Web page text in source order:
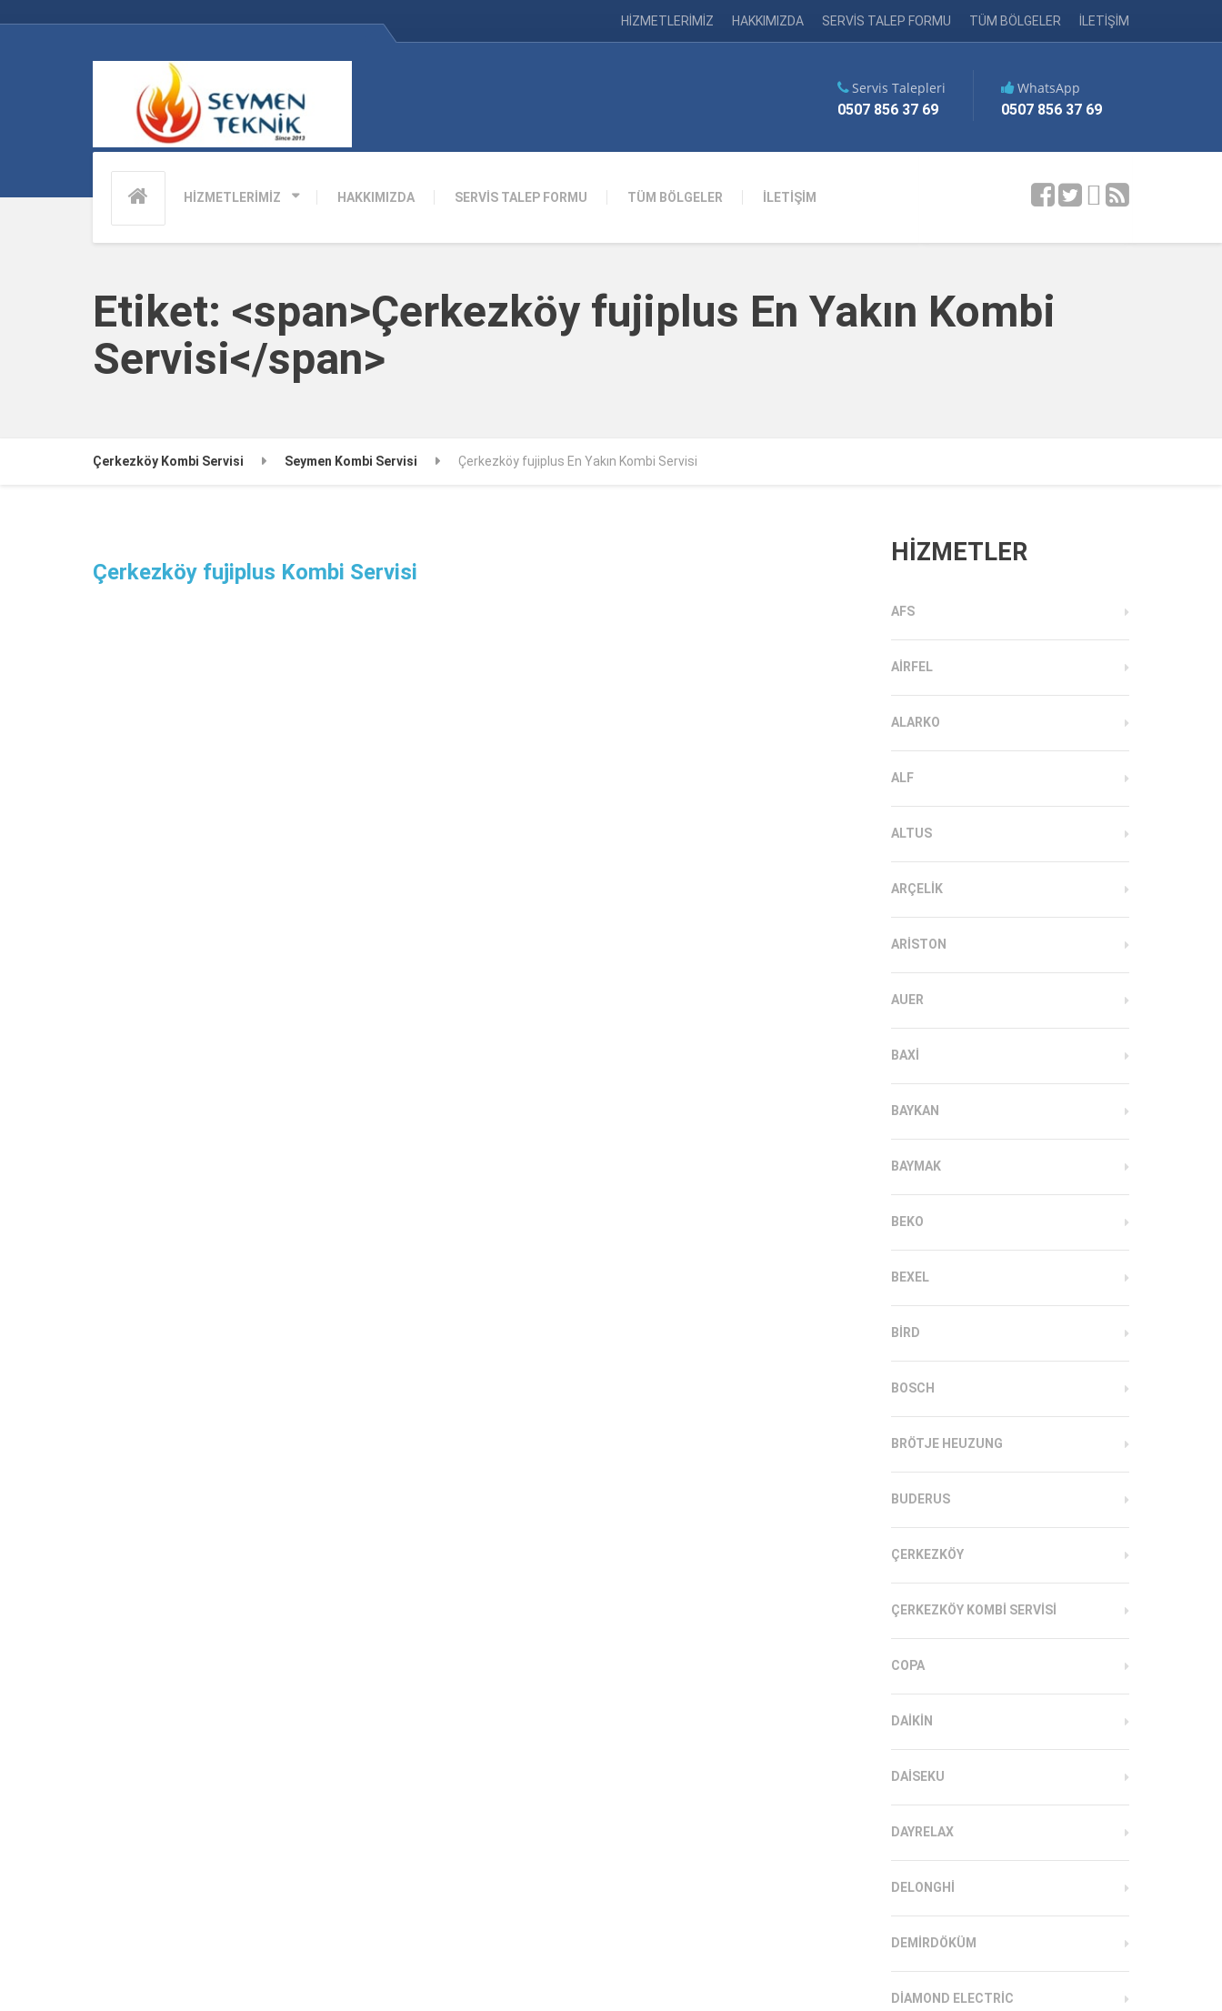
HİZMETLERİMİZ HAKKIMIZDA SERVİS TALEP FORMU TÜM BÖLGELER İLETİŞİM
HİZMETLERİMİZ HAKKIMIZDA SERVİS TALEP FORMU TÜM BÖLGELER İLETİŞİM
Servis Talepleri
0507 856 37 69
WhatsApp
0507 856 37 69
Etiket: <span>Çerkezköy fujiplus En Yakın Kombi
Servisi</span>
Çerkezköy Kombi Servisi Seymen Kombi Servisi Çerkezköy fujiplus En Yakın Kombi Servisi
Çerkezköy fujiplus Kombi Servisi
HİZMETLER
AFS
AIRFEL
ALARKO
ALF
ALTUS
ARÇELIK
ARISTON
AUER
BAXI
BAYKAN
BAYMAK
BEKO
BEXEL
BIRD
BOSCH
BRÖTJE HEUZUNG
BUDERUS
ÇERKEZKÖY
ÇERKEZKÖY KOMBI SERVISI
COPA
DAIKIN
DAISEKU
DAYRELAX
DELONGHI
DEMIRDÖKÜM
DIAMOND ELECTRIC